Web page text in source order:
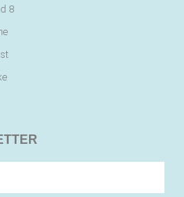
8